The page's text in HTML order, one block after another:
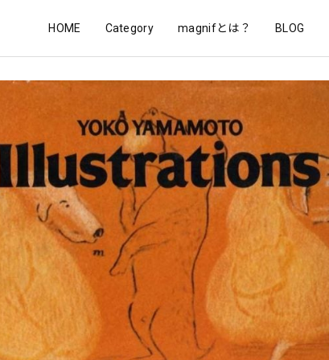
HOME Category magnifとは？ BLOG